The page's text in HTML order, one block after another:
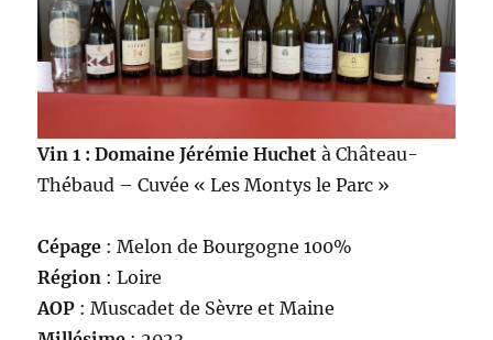
Vin 1 : Domaine Jérémie Huchetà Château-
Thébaud – Cuvée « Les Montys le Parc »
Cépage : Melon de Bourgogne 100%
Région : Loire
AOP : Muscadet de Sèvre et Maine